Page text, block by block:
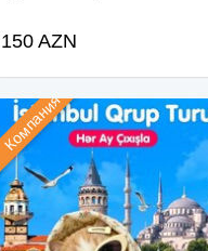
150 AZN
Компания